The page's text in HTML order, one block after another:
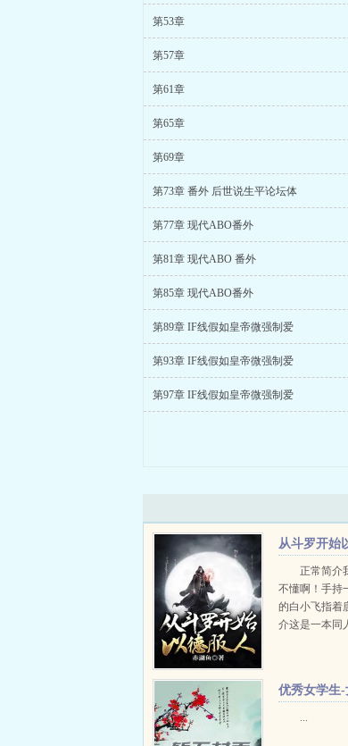
第53章
第57章
第61章
第65章
第69章
第73章 番外 后世说生平论坛体
第77章 现代ABO番外
第81章 现代ABO 番外
第85章 现代ABO番外
第89章 IF线假如皇帝微强制爱
第93章 IF线假如皇帝微强制爱
第97章 IF线假如皇帝微强制爱
从斗罗开始
正常简介
不懂啊！手持
的白小飞指着
介这是一本同
优秀女学生-
...